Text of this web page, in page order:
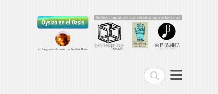
Buscar
Oysiao en el Oasis